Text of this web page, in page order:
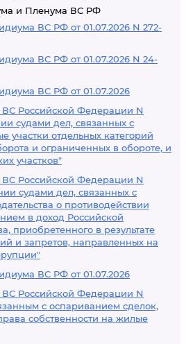
и Пленума ВС РФ
ВС РФ от 01.07.2026 N 272-
ВС РФ от 01.07.2026 N 24-
ВС РФ от 01.07.2026
ВС Российской Федерации N
судами дел, связанных с
участки отдельных категорий
и ограниченных в обороте, и
участков"
ВС Российской Федерации N
судами дел, связанных с
о противодействии
в доход Российской
приобретенного в результате
и запретов, направленных на
ВС РФ от 01.07.2026
ВС Российской Федерации N
с оспариванием сделок,
собственности на жилые